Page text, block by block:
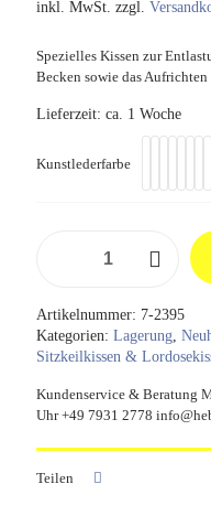
inkl. MwSt. zzgl.
Spezielles Kissen zur
Becken sowie das Aufrichten
Lieferzeit: ca. 1 Woche
Kunstlederfarbe
Menge
Artikelnummer: 7-2395
Kategorien: Lagerung,
Sitzkeilkissen &
Kundenservice & Beratung
Uhr +49 7931 2778
Teilen